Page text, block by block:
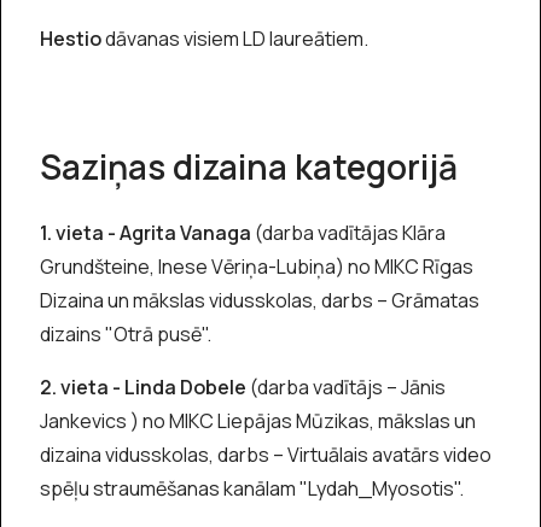
Hestiodāvanas visiem LD laureātiem.
Saziņas dizaina kategorijā
1. vieta - Agrita Vanaga (darba vadītājas Klāra
Grundšteine, Inese Vēriņa-Lubiņa) no MIKC Rīgas
Dizaina un mākslas vidusskolas, darbs – Grāmatas
dizains "Otrā pusē".
2. vieta - Linda Dobele (darba vadītājs – Jānis
Jankevics ) no MIKC Liepājas Mūzikas, mākslas un
dizaina vidusskolas, darbs – Virtuālais avatārs video
spēļu straumēšanas kanālam "Lydah_Myosotis".